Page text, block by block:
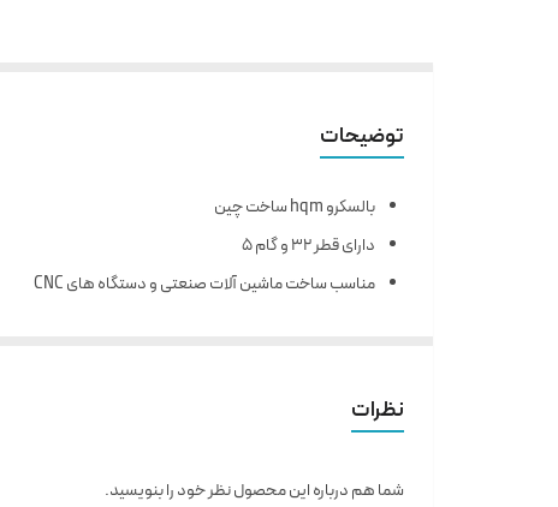
توضیحات
بالسکرو hqm ساخت چین
دارای قطر 32 و گام 5
مناسب ساخت ماشین آلات صنعتی و دستگاه های CNC
روانکاری آسان و قابلیت تعویض بالانظرات
شما هم درباره این محصول نظر خود را بنویسید.